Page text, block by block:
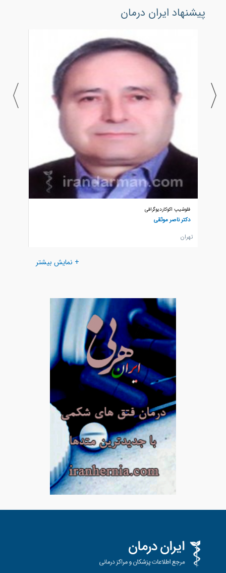
پیشنهاد ایران درمان
فلوشیپ اکوکاردیوگرافی
دکتر ناصر موثقی
تهران
+ نمایش بیشتر